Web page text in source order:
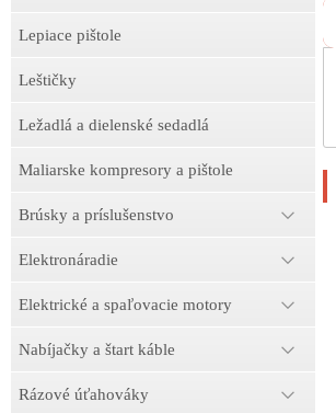
Lepiace pištole
Leštičky
Ležadlá a dielenské sedadlá
Maliarske kompresory a pištole
Brúsky a príslušenstvo
Elektronáradie
Elektrické a spaľovacie motory
Nabíjačky a štart káble
Rázové úťahováky